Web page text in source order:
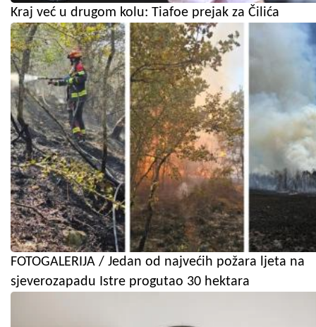
Kraj već u drugom kolu: Tiafoe prejak za Čilića
FOTOGALERIJA / Jedan od najvećih požara ljeta na
sjeverozapadu Istre progutao 30 hektara